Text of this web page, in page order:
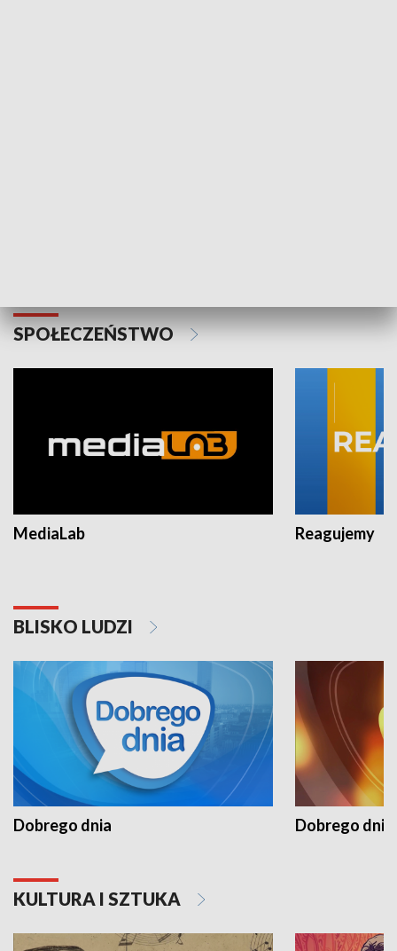
SPOŁECZEŃSTWO
MediaLab Reagujemy
BLISKO LUDZI
Dobrego dnia Dobrego dnia
KULTURA I SZTUKA